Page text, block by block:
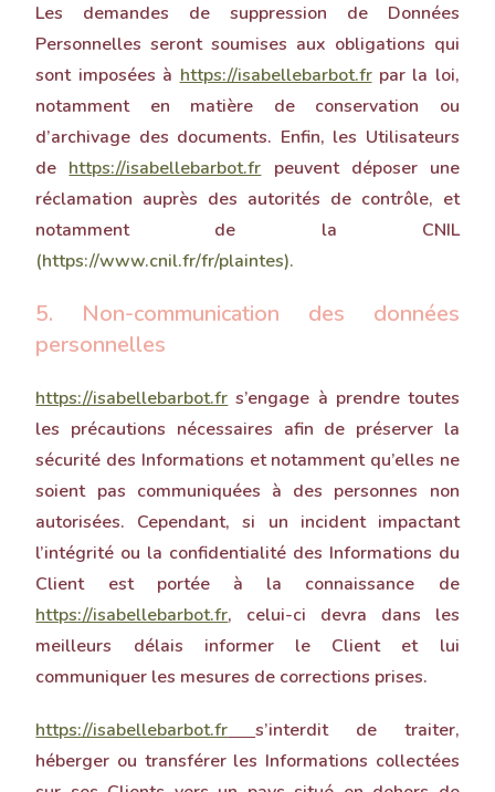
Les demandes de suppression de Données
Personnelles seront soumises aux obligations qui
sont imposées à https://isabellebarbot.frpar la loi,
notamment en matière de conservation ou
d’archivage des documents. Enfin, les Utilisateurs
de https://isabellebarbot.fr peuvent déposer une
réclamation auprès des autorités de contrôle, et
notamment de la CNIL
(https://www.cnil.fr/fr/plaintes).
5. Non-communication des données
personnelles
https://isabellebarbot.fr s’engage à prendre toutes
les précautions nécessaires afin de préserver la
sécurité des Informations et notamment qu’elles ne
soient pas communiquées à des personnes non
autorisées. Cependant, si un incident impactant
l’intégrité ou la confidentialité des Informations du
Client est portée à la connaissance de
https://isabellebarbot.fr, celui-ci devra dans les
meilleurs délais informer le Client et lui
communiquer les mesures de corrections prises.
https://isabellebarbot.fr
s’interdit de traiter,
héberger ou transférer les Informations collectées